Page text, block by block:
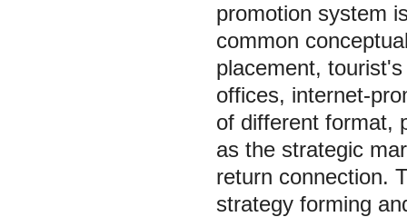
promotion system
common
placement,
offices, internet-
of different format,
as the strategic
return connection.
strategy forming